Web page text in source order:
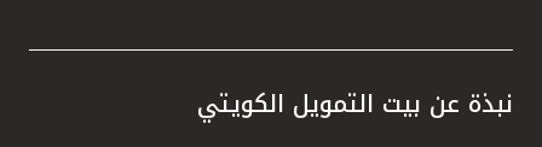
نبذة عن بيت التمويل الكويتي